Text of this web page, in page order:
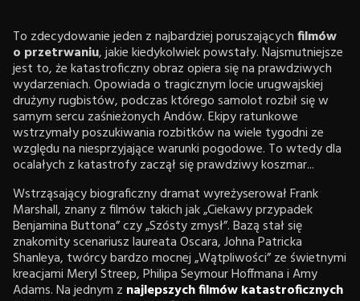
To zdecydowanie jeden z najbardziej poruszającychfilmów
o przetrwaniu, jakie kiedykolwiek powstały. Najsmutniejsze
jest to, że katastroficzny obraz opiera się na prawdziwych
wydarzeniach. Opowiada o tragicznym locie urugwajskiej
drużyny rugbistów, podczas którego samolot rozbił się w
samym sercu zaśnieżonych Andów. Ekipy ratunkowe
wstrzymały poszukiwania rozbitków na wiele tygodni ze
względu na niesprzyjające warunki pogodowe. To wtedy dla
ocalałych z katastrofy zaczął się prawdziwy koszmar...
Wstrząsający biograficzny dramat wyreżyserował Frank
Marshall, znany z filmów takich jak „Ciekawy przypadek
Benjamina Buttona” czy „Szósty zmysł”. Bazą stał się
znakomity scenariusz laureata Oscara, Johna Patricka
Shanleya, twórcy bardzo mocnej „Wątpliwości” ze świetnymi
kreacjami Meryl Streep, Philipa Seymour Hoffmana i Amy
Adams. Na jednym z najlepszych filmów katastroficznych